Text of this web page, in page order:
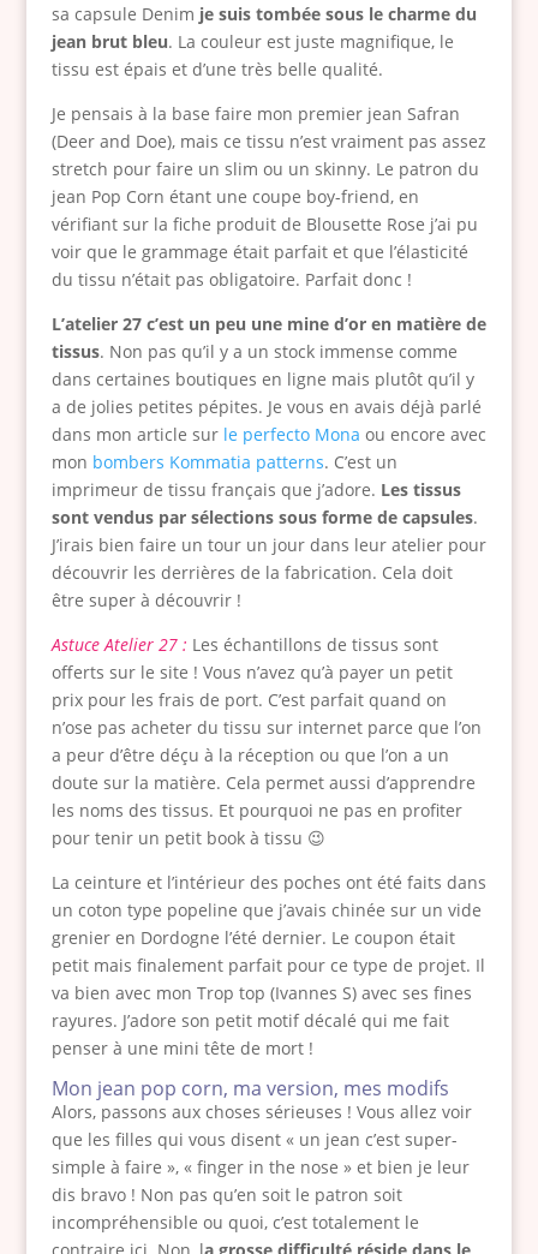
sa capsule Denim je suis tombée sous le charme du
jean brut bleu. La couleur est juste magnifique, le
tissu est épais et d’une très belle qualité.
Je pensais à la base faire mon premier jean Safran
(Deer and Doe), mais ce tissu n’est vraiment pas assez
stretch pour faire un slim ou un skinny. Le patron du
jean Pop Corn étant une coupe boy-friend, en
vérifiant sur la fiche produit de Blousette Rose j’ai pu
voir que le grammage était parfait et que l’élasticité
du tissu n’était pas obligatoire. Parfait donc !
L’atelier 27 c’est un peu une mine d’or en matière de
tissus. Non pas qu’il y a un stock immense comme
dans certaines boutiques en ligne mais plutôt qu’il y
a de jolies petites pépites. Je vous en avais déjà parlé
dans mon article sur le perfecto Mona ou encore avec
mon bombers Kommatia patterns. C’est un
imprimeur de tissu français que j’adore. Les tissus
sont vendus par sélections sous forme de capsules.
J’irais bien faire un tour un jour dans leur atelier pour
découvrir les derrières de la fabrication. Cela doit
être super à découvrir !
Astuce Atelier 27 : Les échantillons de tissus sont
offerts sur le site ! Vous n’avez qu’à payer un petit
prix pour les frais de port. C’est parfait quand on
n’ose pas acheter du tissu sur internet parce que l’on
a peur d’être déçu à la réception ou que l’on a un
doute sur la matière. Cela permet aussi d’apprendre
les noms des tissus. Et pourquoi ne pas en profiter
pour tenir un petit book à tissu 😉
La ceinture et l’intérieur des poches ont été faits dans
un coton type popeline que j’avais chinée sur un vide
grenier en Dordogne l’été dernier. Le coupon était
petit mais finalement parfait pour ce type de projet. Il
va bien avec mon Trop top (Ivannes S) avec ses fines
rayures. J’adore son petit motif décalé qui me fait
penser à une mini tête de mort !
Mon jean pop corn, ma version, mes modifs
Alors, passons aux choses sérieuses ! Vous allez voir
que les filles qui vous disent « un jean c’est super-
simple à faire », « finger in the nose » et bien je leur
dis bravo ! Non pas qu’en soit le patron soit
incompréhensible ou quoi, c’est totalement le